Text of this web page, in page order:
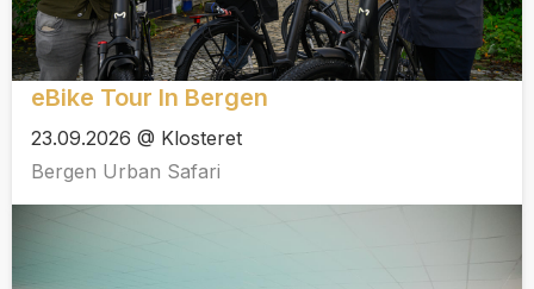
eBike Tour In Bergen
23.09.2026 @ Klosteret
Bergen Urban Safari